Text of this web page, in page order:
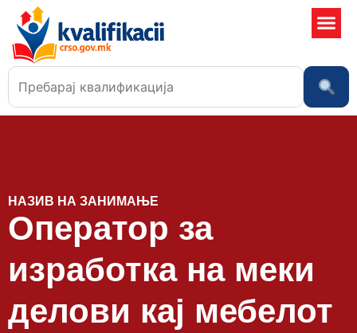
НАЗИВ НА ЗАНИМАЊЕ
Оператор за
изработка на меки
делови кај мебелот